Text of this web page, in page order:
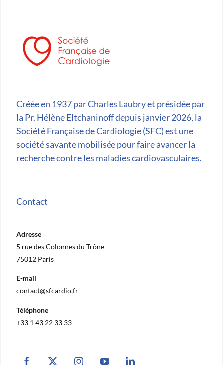
Créée en 1937 par Charles Laubry et présidée par
la Pr. Hélène Eltchaninoff depuis janvier 2026, la
Société Française de Cardiologie (SFC) est une
société savante mobilisée pour faire avancer la
recherche contre les maladies cardiovasculaires.
Contact
Adresse
5 rue des Colonnes du Trône
75012 Paris
E-mail
contact@sfcardio.fr
Téléphone
+33 1 43 22 33 33